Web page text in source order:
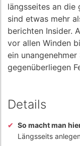
längsseites an die
sind etwas mehr
berichten Insider.
vor allen Winden
ein
gegenüberliegen
Details
So macht man
Längsseits anlegen